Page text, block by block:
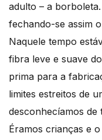
adulto – a
fechando-se assim
Naquele tempo
fibra leve e suave
prima para a
limites estreitos de
desconhecíamos de
Éramos crianças e